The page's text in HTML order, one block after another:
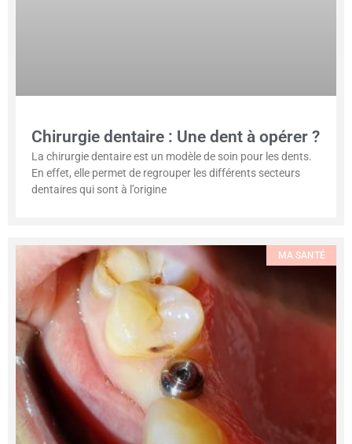
Chirurgie dentaire : Une dent à opérer ?
La chirurgie dentaire est un modèle de soin pour les dents.
En effet, elle permet de regrouper les différents secteurs
dentaires qui sont à l’origine
MA SANTÉ